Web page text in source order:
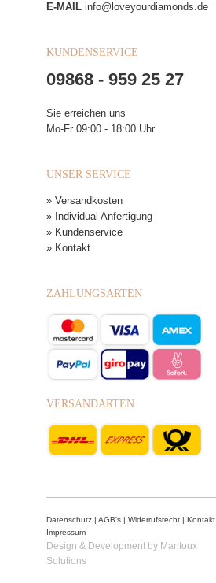
E-MAIL info@loveyourdiamonds.de
KUNDENSERVICE
09868 - 959 25 27
Sie erreichen uns
Mo-Fr 09:00 - 18:00 Uhr
UNSER SERVICE
» Versandkosten
» Individual Anfertigung
» Kundenservice
» Kontakt
ZAHLUNGSARTEN
VERSANDARTEN
Datenschutz AGB's Widerrufsrecht Kontakt
Impressum
Design & Development by Mantoux
Solutions